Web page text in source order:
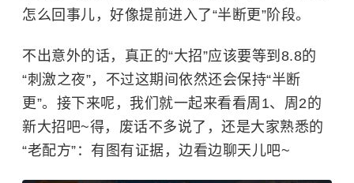
怎么回事儿，好像提前进入了“半断更”阶段。
不出意外的话，真正的“大招”应该要等到8.8的
“刺激之夜”，不过这期间依然还会保持“半断
更”。接下来呢，我们就一起来看看周1、周2的
新大招吧~得，废话不多说了，还是大家熟悉的
“老配方”：有图有证据，边看边聊天儿吧~